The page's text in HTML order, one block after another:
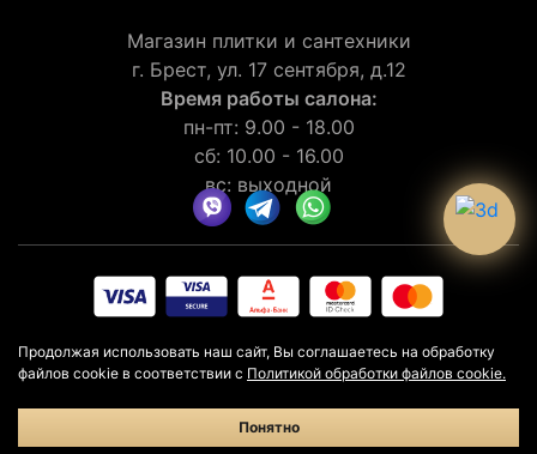
Магазин плитки и сантехники
г. Брест, ул. 17 сентября, д.12
Время работы салона:
пн-пт: 9.00 - 18.00
сб: 10.00 - 16.00
вс: выходной
отзывов 30 клиентов
Политика конфиденциальностиПолитика в отношении cookie
Продолжая использовать наш сайт, Вы соглашаетесь на обработку
файлов cookie в соответствии с Политикой обработки файлов cookie.
Понятно